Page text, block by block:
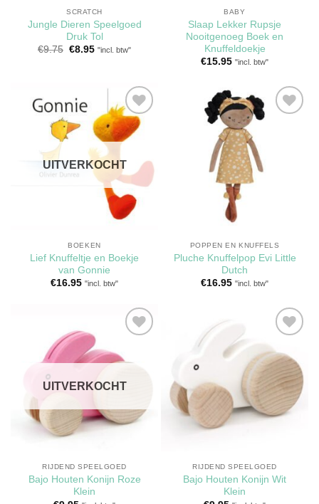
SCRATCH
Jungle Dieren Speelgoed
Druk Tol
€9.75 Oorspronkelijke
€8.95Huidige
"incl. btw"
BABY
Slaap Lekker Rupsje
Nooitgenoeg Boek en
Knuffeldoekje
€15.95 "incl. btw"
Toevoegen
aan
verlanglijst
UITVERKOCHT
BOEKEN
Lief Knuffeltje en Boekje
van Gonnie
€16.95 "incl. btw"
verlanglijst
POPPEN EN KNUFFELS
Pluche Knuffelpop Evi Little
Dutch
€16.95 "incl. btw"
Toevoegen
aan
UITVERKOCHT
RIJDEND SPEELGOED
Bajo Houten Konijn Roze
Klein
Toevoegen
aan
verlanglijst
RIJDEND SPEELGOED
Bajo Houten Konijn Wit
Klein